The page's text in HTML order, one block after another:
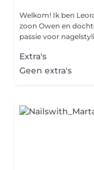
Welkom! Ik ben
zoon Owen en
passie voor
Extra's
Geen extra's